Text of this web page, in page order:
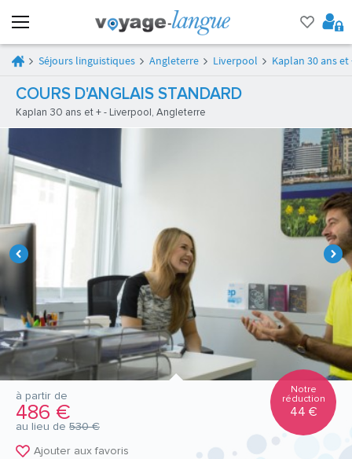
Séjours linguistiques Angleterre Liverpool Kaplan 30 ans et
COURS D'ANGLAIS STANDARD
Kaplan 30 ans et + - Liverpool, Angleterre
à partir de
486 €
au lieu de 530 €
Notre
réduction
44 €
Ajouter aux favoris